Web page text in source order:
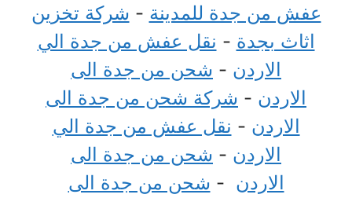
عفش من جدة للمدينة - شركة تخزين
اثاث بجدة - نقل عفش من جدة الي
الاردن - شحن من جدة الى
الاردن - شركة شحن من جدة الى
الاردن - نقل عفش من جدة الي
الاردن - شحن من جدة الى
الاردن - شحن من جدة الى